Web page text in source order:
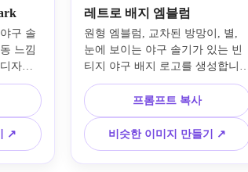
구 솔
느낌
자인
그래
팔레
중앙 구
및
십 준비
↗
레트로 배지 엠블럼
원형 엠블럼, 교차된 방망이, 별,
눈에 보이는 야구 솔기가 있는 빈
티지 야구 배지 로고를 생성합니
다. 크림, 레드, 네이비 아메리카나
팔레트를 적용하여 살짝 디스트레
스드한 질감, 향수를 불러일으키는
무드, 레이어드 배지 구성, 시대를
초월하고 수집 가능하며 클래식한
클럽 아이덴티티에 완벽한 깔끔한
프롬프트 복사
비슷한 이미지 만들기 ↗